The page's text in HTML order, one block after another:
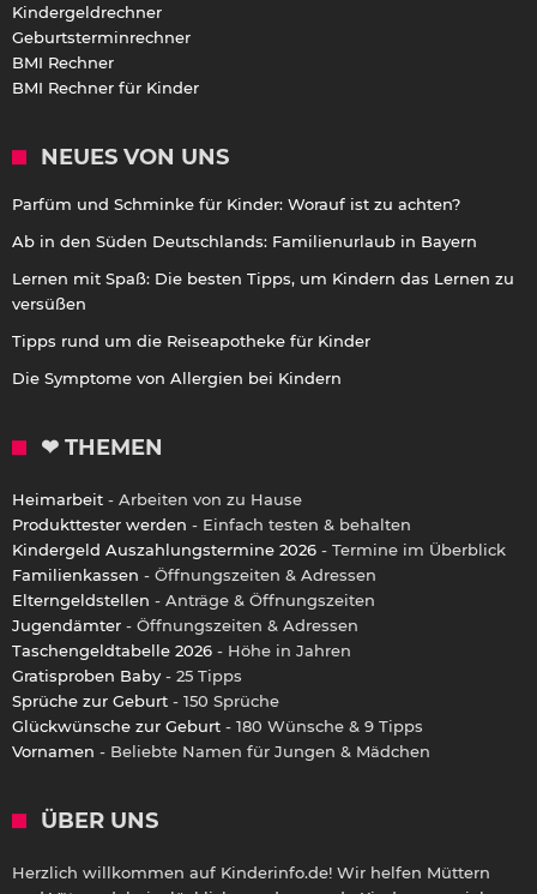
Kindergeldrechner
Geburtsterminrechner
BMI Rechner
BMI Rechner für Kinder
NEUES VON UNS
Parfüm und Schminke für Kinder: Worauf ist zu achten?
Ab in den Süden Deutschlands: Familienurlaub in Bayern
Lernen mit Spaß: Die besten Tipps, um Kindern das Lernen zu
versüßen
Tipps rund um die Reiseapotheke für Kinder
Die Symptome von Allergien bei Kindern
❤ THEMEN
Heimarbeit - Arbeiten von zu Hause
Produkttester werden - Einfach testen & behalten
Kindergeld Auszahlungstermine 2026 - Termine im Überblick
Familienkassen - Öffnungszeiten & Adressen
Elterngeldstellen - Anträge & Öffnungszeiten
Jugendämter - Öffnungszeiten & Adressen
Taschengeldtabelle 2026 - Höhe in Jahren
Gratisproben Baby - 25 Tipps
Sprüche zur Geburt - 150 Sprüche
Glückwünsche zur Geburt - 180 Wünsche & 9 Tipps
Vornamen - Beliebte Namen für Jungen & Mädchen
ÜBER UNS
Herzlich willkommen auf Kinderinfo.de! Wir helfen Müttern